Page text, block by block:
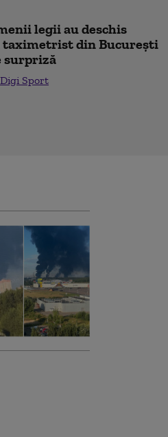
legii au deschis
din București
surpriză
Sport